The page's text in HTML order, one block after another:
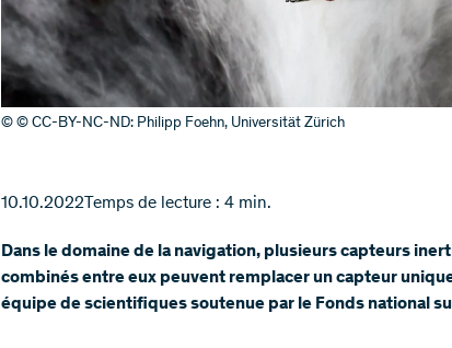
© © CC-BY-NC-ND: Philipp Foehn, Universität Zürich
10.10.2022 Temps de lecture : 4 min.
Dans le domaine de la navigation, plusieurs capteurs
combinés entre eux peuvent remplacer un capteur
équipe de scientifiques soutenue par le Fonds national